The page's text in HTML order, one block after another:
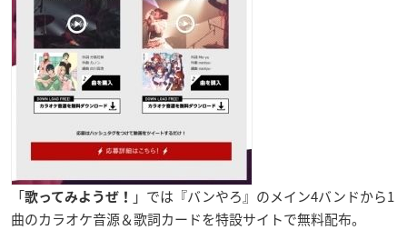
「歌ってみようぜ！
」では『バンやろ』のメイン4バンドから1
曲のカラオケ音源＆歌詞カードを特設サイトで無料配布。